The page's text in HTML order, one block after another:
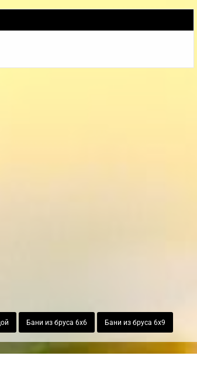
Бани из бруса 6х6 Бани из бруса 6х9